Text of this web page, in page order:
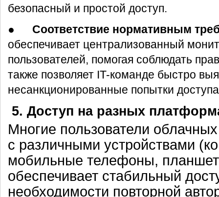
безопасный и простой доступ.
● Соответствие нормативным
обеспечивает централизованный
пользователей, помогая соблюдать
также позволяет IT-команде быстро
несанкционированные попытки
5. Доступ на разных
Многие пользователи
с различными устройствами
мобильные телефоны,
обеспечивает стабильный
необходимости повторной